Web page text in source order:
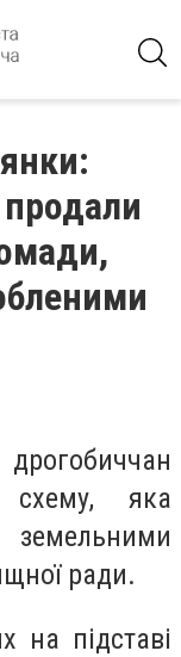
схему, яка
земельними
ради.
на підставі